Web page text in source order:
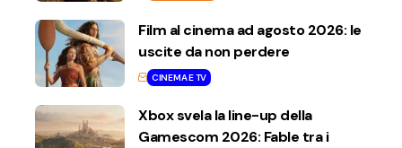
Film al cinema ad agosto 2026: le
uscite da non perdere
CINEMA E TV
Xbox svela la line-up della
Gamescom 2026: Fable tra i